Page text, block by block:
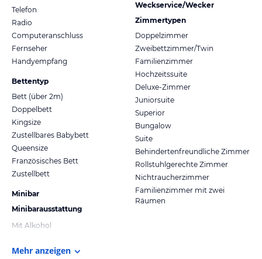
Telefon
Radio
Computeranschluss
Fernseher
Handyempfang
Bettentyp
Bett (über 2m)
Doppelbett
Kingsize
Zustellbares Babybett
Queensize
Französisches Bett
Zustellbett
Minibar
Minibarausstattung
Mit Alkohol
Weckservice/Wecker
Zimmertypen
Doppelzimmer
Zweibettzimmer/Twin
Familienzimmer
Hochzeitssuite
Deluxe-Zimmer
Juniorsuite
Superior
Bungalow
Suite
Behindertenfreundliche Zimmer
Rollstuhlgerechte Zimmer
Nichtraucherzimmer
Familienzimmer mit zwei
Räumen
Mehr anzeigen